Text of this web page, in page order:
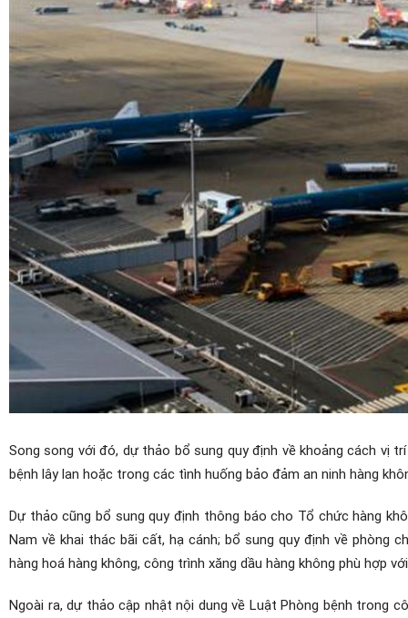
Song song với đó, dự thảo bổ sung quy định về khoảng cách vị
bệnh lây lan hoặc trong các tình huống bảo đảm an ninh hàng
Dự thảo cũng bổ sung quy định thông báo cho Tổ chức hàng
Nam về khai thác bãi cất, hạ cánh; bổ sung quy định về phòng
hàng hoá hàng không, công trình xăng dầu hàng không phù hợp
Ngoài ra, dự thảo cập nhật nội dung về Luật Phòng bệnh trong